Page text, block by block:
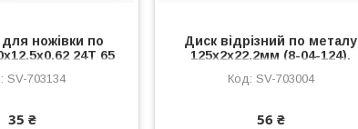
ножівки по
24T 65
матеріали, SV-
SV-703134
35 ₴
Диск відрізний по металу
125x2x22,2мм (8-04-124),
703004
SV-703004
56 ₴